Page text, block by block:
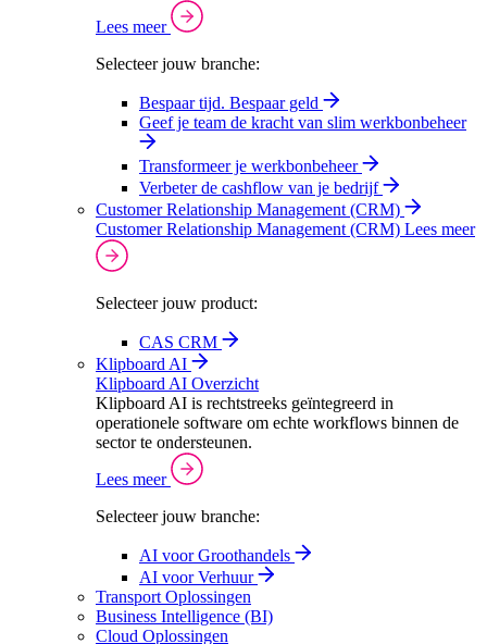
Lees meer
Selecteer jouw branche:
Bespaar tijd. Bespaar geld
Geef je team de kracht van slim werkbonbeheer
Transformeer je werkbonbeheer
Verbeter de cashflow van je bedrijf
Customer Relationship Management (CRM)
Customer Relationship Management (CRM) Lees meer
Selecteer jouw product:
CAS CRM
Klipboard AI
Klipboard AI Overzicht
Klipboard AI is rechtstreeks geïntegreerd in
operationele software om echte workflows binnen de
sector te ondersteunen.
Lees meer
Selecteer jouw branche:
AI voor Groothandels
AI voor Verhuur
Transport Oplossingen
Business Intelligence (BI)
Cloud Oplossingen